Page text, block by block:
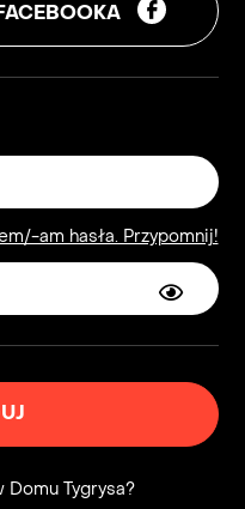
am hasła. Przypomnij!
Domu Tygrysa?